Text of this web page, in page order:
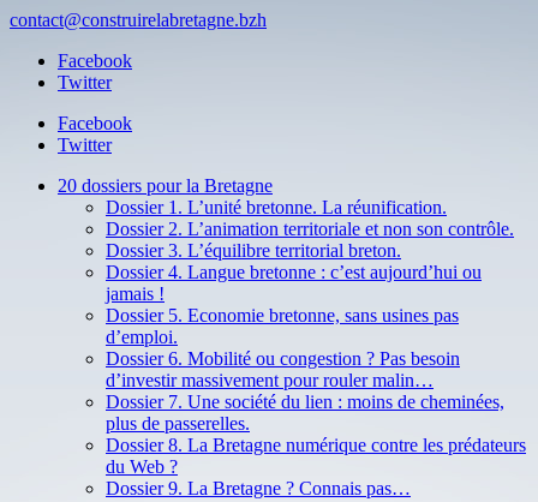
contact@construirelabretagne.bzh
Facebook
Twitter
Facebook
Twitter
20 dossiers pour la Bretagne
Dossier 1. L’unité bretonne. La réunification.
Dossier 2. L’animation territoriale et non son contrôle.
Dossier 3. L’équilibre territorial breton.
Dossier 4. Langue bretonne : c’est aujourd’hui ou
jamais !
Dossier 5. Economie bretonne, sans usines pas
d’emploi.
Dossier 6. Mobilité ou congestion ? Pas besoin
d’investir massivement pour rouler malin…
Dossier 7. Une société du lien : moins de cheminées,
plus de passerelles.
Dossier 8. La Bretagne numérique contre les prédateurs
du Web ?
Dossier 9. La Bretagne ? Connais pas…